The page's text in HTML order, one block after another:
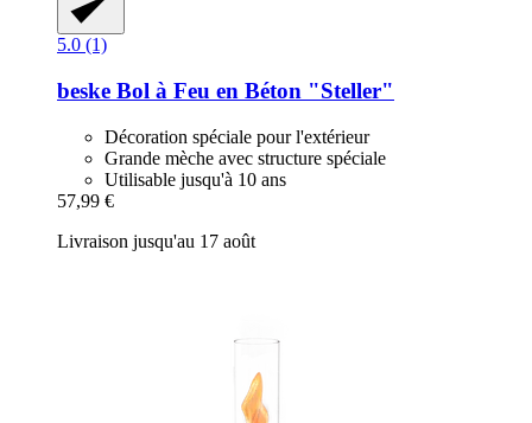
5.0 (1)
beske Bol à Feu en Béton "Steller"
Décoration spéciale pour l'extérieur
Grande mèche avec structure spéciale
Utilisable jusqu'à 10 ans
57,99 €
Livraison jusqu'au 17 août